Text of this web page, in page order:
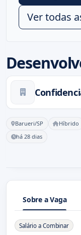
Barueri/SP Híbrido
há 28 dias
Ver todas
Sobre a Vaga
Sobre a
Salário a Combinar